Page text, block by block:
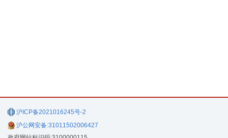
沪ICP备2021016245号-2
沪公网安备:31011502006427